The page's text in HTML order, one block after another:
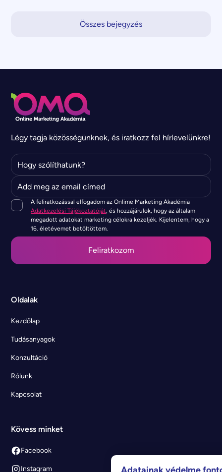
Összes bejegyzés
Légy tagja közösségünknek, és iratkozz fel hírlevelünkre!
A feliratkozással elfogadom az Onlime Marketing Akadémia
Adatkezelési Tájékoztatóját, és hozzájárulok, hogy az általam
megadott adatokat marketing célokra kezeljék. Kijelentem, hogy a
16. életévemet betöltöttem.
Oldalak
Kezdőlap
Tudásanyagok
Konzultáció
Rólunk
Kapcsolat
Kövess minket
Facebook
Instagram